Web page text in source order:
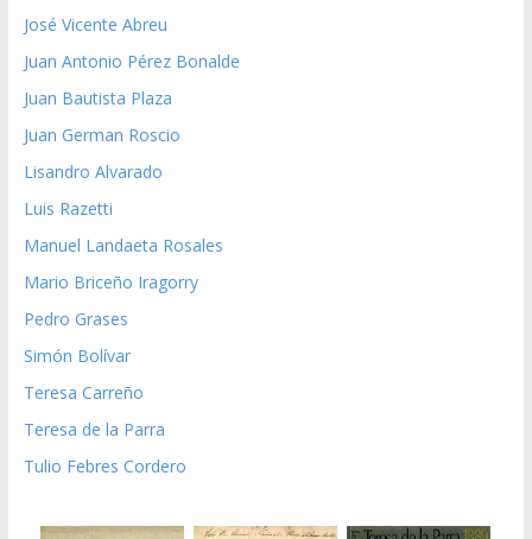
José Vicente Abreu
Juan Antonio Pérez Bonalde
Juan Bautista Plaza
Juan German Roscio
Lisandro Alvarado
Luis Razetti
Manuel Landaeta Rosales
Mario Briceño Iragorry
Pedro Grases
Simón Bolívar
Teresa Carreño
Teresa de la Parra
Tulio Febres Cordero